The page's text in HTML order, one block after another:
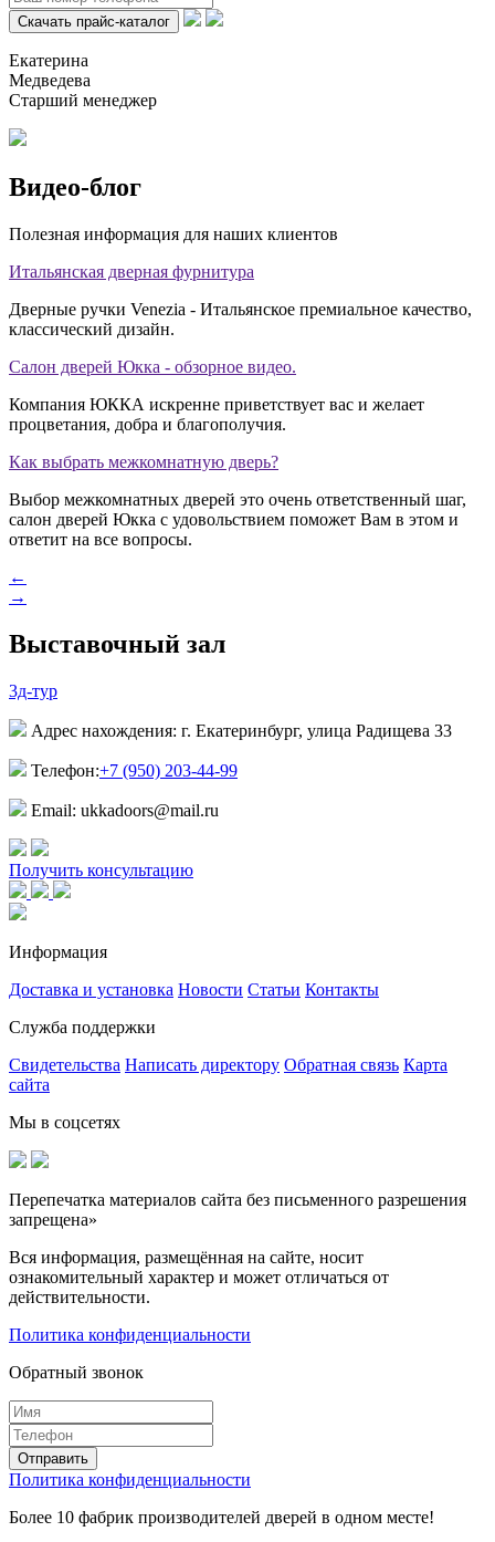
Екатерина
Медведева
Старший менеджер
Видео-блог
Полезная информация для наших клиентов
Итальянская дверная фурнитура
Дверные ручки Venezia - Итальянское премиальное качество,
классический дизайн.
Салон дверей Юкка - обзорное видео.
Компания ЮККА искренне приветствует вас и желает
процветания, добра и благополучия.
Как выбрать межкомнатную дверь?
Выбор межкомнатных дверей это очень ответственный шаг,
салон дверей Юкка с удовольствием поможет Вам в этом и
ответит на все вопросы.
←
→
Выставочный зал
3д-тур
Адрес нахождения: г. Екатеринбург, улица Радищева 33
Телефон:+7 (950) 203-44-99
Email: ukkadoors@mail.ru
Получить консультацию
Информация
Доставка и установка Новости Статьи Контакты
Служба поддержки
Свидетельства Написать директору Обратная связь Карта
сайта
Мы в соцсетях
Перепечатка материалов сайта без письменного разрешения
запрещена»
Вся информация, размещённая на сайте, носит
ознакомительный характер и может отличаться от
действительности.
Политика конфиденциальности
Обратный звонок
Политика конфиденциальности
Более 10 фабрик производителей дверей в одном месте!